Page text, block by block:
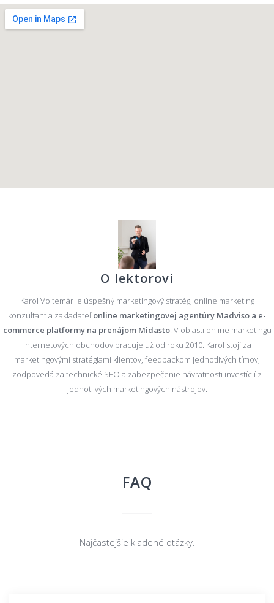
O lektorovi
Karol Voltemár je úspešný marketingový stratég, online marketing
konzultant a zakladateľonline marketingovej agentúry Madviso a e-
commerce platformy na prenájom Midasto. V oblasti online marketingu
internetových obchodov pracuje už od roku 2010. Karol stojí za
marketingovými stratégiami klientov, feedbackom jednotlivých tímov,
zodpovedá za technické SEO a zabezpečenie návratnosti investícií z
jednotlivých marketingových nástrojov.
FAQ
Najčastejšie kladené otázky.